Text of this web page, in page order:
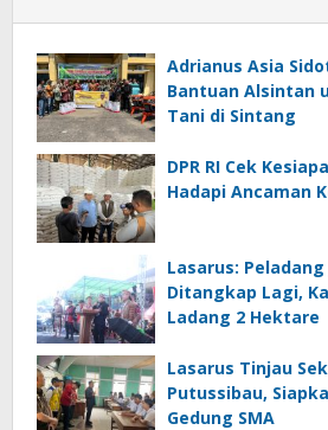
Adrianus Asia
Bantuan Alsintan
Tani di Sintang
DPR RI Cek
Hadapi Ancaman
Lasarus:
Ditangkap Lagi,
Ladang 2 Hektare
Lasarus Tinjau
Putussibau,
Gedung SMA